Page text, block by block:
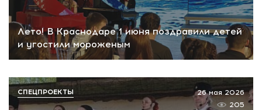
Лето! В Краснодаре 1 июня поздравили детей
и угостили мороженым
26 мая 2026
205
СПЕЦПРОЕКТЫ